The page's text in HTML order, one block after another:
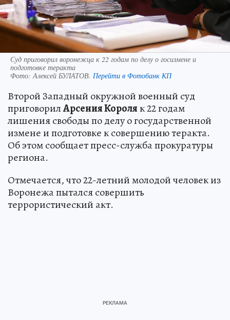
Суд приговорил воронежца к 22 годам по делу о госизмене и
подготовке теракта
Фото:Алексей БУЛАТОВ. Перейти в Фотобанк КП
Второй Западный окружной военный суд
приговорилАрсения Короляк 22 годам
лишения свободы по делу о государственной
измене и подготовке к совершению теракта.
Об этом сообщает пресс-служба прокуратуры
региона.
Отмечается, что 22-летний молодой человек из
Воронежа пытался совершить
террористический акт.